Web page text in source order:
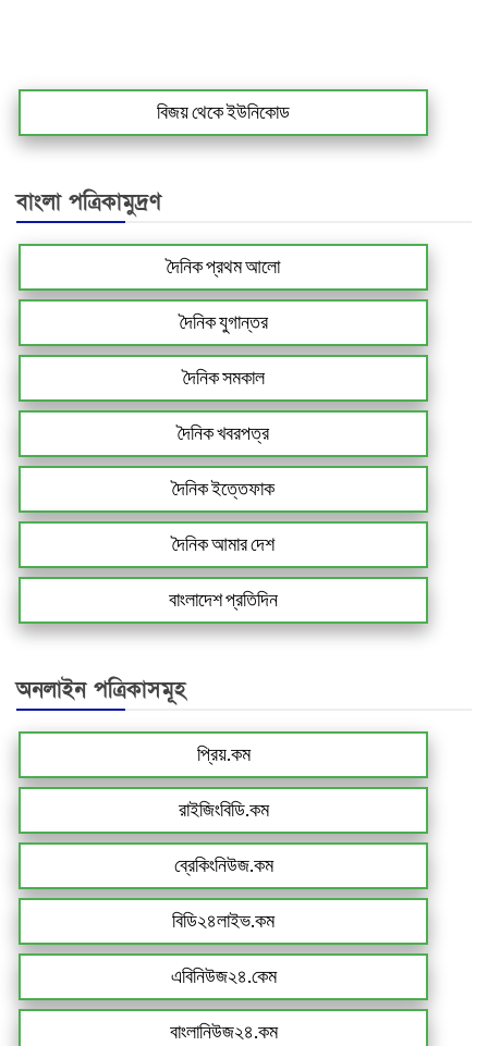
বিজয় থেকে ইউনিকোড
বাংলা পত্রিকামুদ্রণ
দৈনিক প্রথম আলো
দৈনিক যুগান্তর
দৈনিক সমকাল
দৈনিক খবরপত্র
দৈনিক ইত্তেফাক
দৈনিক আমার দেশ
বাংলাদেশ প্রতিদিন
অনলাইন পত্রিকাসমূহ
প্রিয়.কম
রাইজিংবিডি.কম
ব্রেকিংনিউজ.কম
বিডি২৪লাইভ.কম
এবিনিউজ২৪.কেম
বাংলানিউজ২৪.কম